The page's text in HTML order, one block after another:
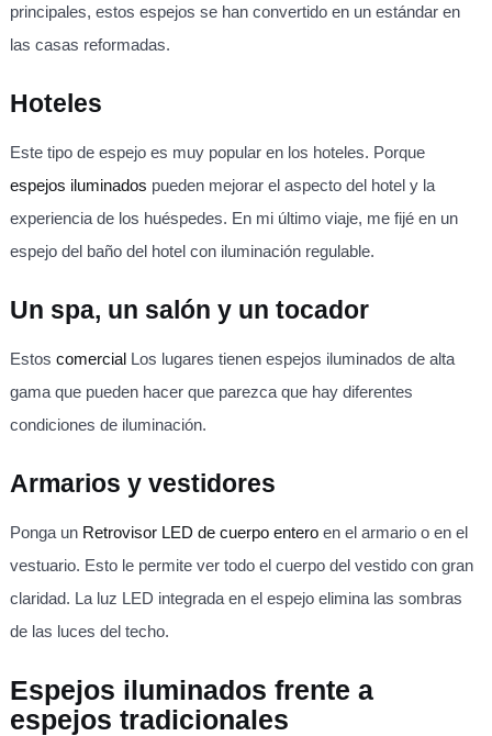
principales, estos espejos se han convertido en un estándar en
las casas reformadas.
Hoteles
Este tipo de espejo es muy popular en los hoteles. Porque
espejos iluminados pueden mejorar el aspecto del hotel y la
experiencia de los huéspedes. En mi último viaje, me fijé en un
espejo del baño del hotel con iluminación regulable.
Un spa, un salón y un tocador
Estos comercial Los lugares tienen espejos iluminados de alta
gama que pueden hacer que parezca que hay diferentes
condiciones de iluminación.
Armarios y vestidores
Ponga un Retrovisor LED de cuerpo entero en el armario o en el
vestuario. Esto le permite ver todo el cuerpo del vestido con gran
claridad. La luz LED integrada en el espejo elimina las sombras
de las luces del techo.
Espejos iluminados frente a
espejos tradicionales